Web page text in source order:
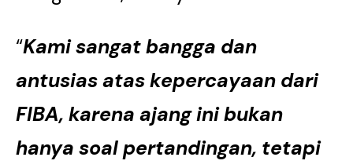
“Kami sangat bangga dan
antusias atas kepercayaan dari
FIBA, karena ajang ini bukan
hanya soal pertandingan, tetapi